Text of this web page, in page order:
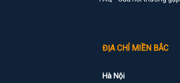
ĐỊA CHỈ MIỀN BẮC
Hà Nội